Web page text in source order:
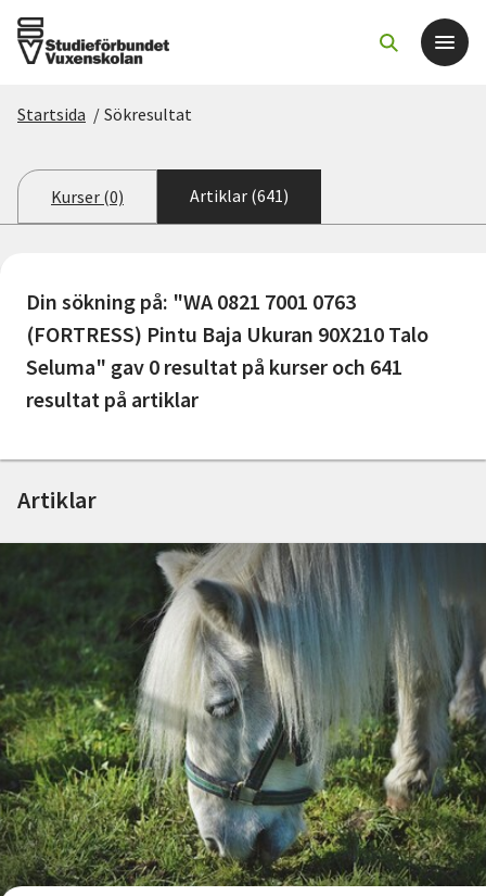
För dig som
Om SV
Starta studiecirkel
Nyheter
Lyssna
Startsida / Sökresultat
Kurser (0) Artiklar (641)
Din sökning på: "WA 0821 7001 0763
(FORTRESS) Pintu Baja Ukuran 90X210 Talo
Seluma" gav 0 resultat på kurser och 641
resultat på artiklar
Artiklar